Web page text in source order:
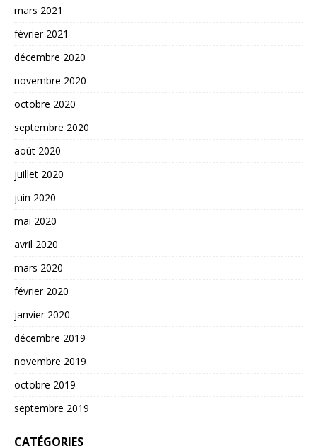
mars 2021
février 2021
décembre 2020
novembre 2020
octobre 2020
septembre 2020
août 2020
juillet 2020
juin 2020
mai 2020
avril 2020
mars 2020
février 2020
janvier 2020
décembre 2019
novembre 2019
octobre 2019
septembre 2019
CATÉGORIES